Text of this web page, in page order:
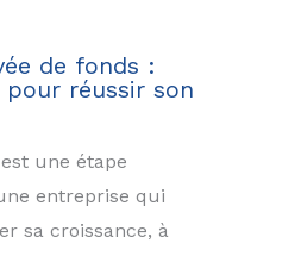
de fonds :
réussir son
une étape
entreprise qui
sa croissance, à